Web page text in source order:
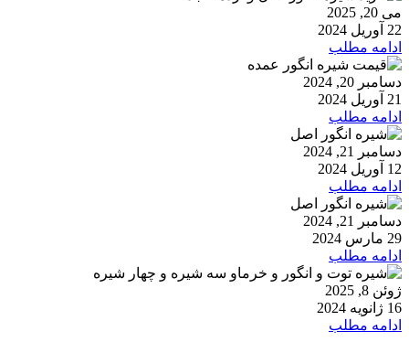
می 20, 2025
22 آوریل 2024
ادامه مطلب
دسامبر 20, 2024
21 آوریل 2024
ادامه مطلب
دسامبر 21, 2024
12 آوریل 2024
ادامه مطلب
دسامبر 21, 2024
29 مارس 2024
ادامه مطلب
ژوئن 8, 2025
16 ژانویه 2024
ادامه مطلب